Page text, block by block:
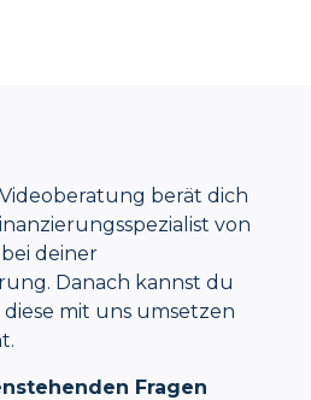
berät dich
von
deiner
Danach kannst du
mit uns umsetzen
Fragen